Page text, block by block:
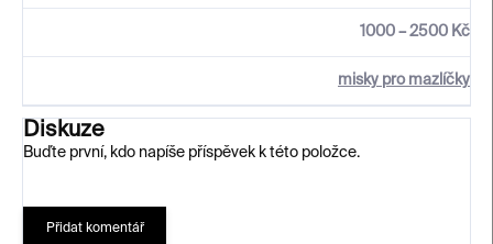
1000 – 2500 Kč
misky pro mazlíčky
Diskuze
Buďte první, kdo napíše příspěvek k této položce.
Přidat komentář